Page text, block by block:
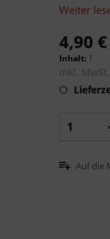
Weiter
4,90
Inhalt: 1
inkl.
Auf die